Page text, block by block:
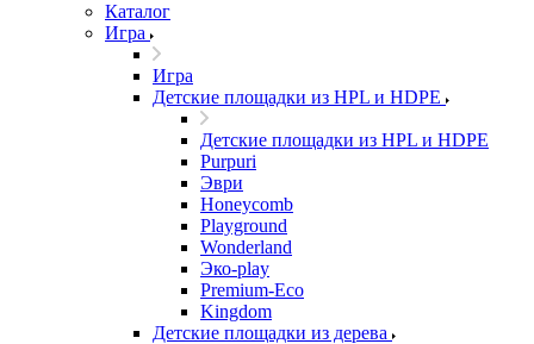
Каталог
Игра
Игра
Детские площадки из HPL и HDPE
Детские площадки из HPL и HDPE
Purpuri
Эври
Honeycomb
Playground
Wonderland
Эко-play
Premium-Eco
Kingdom
Детские площадки из дерева